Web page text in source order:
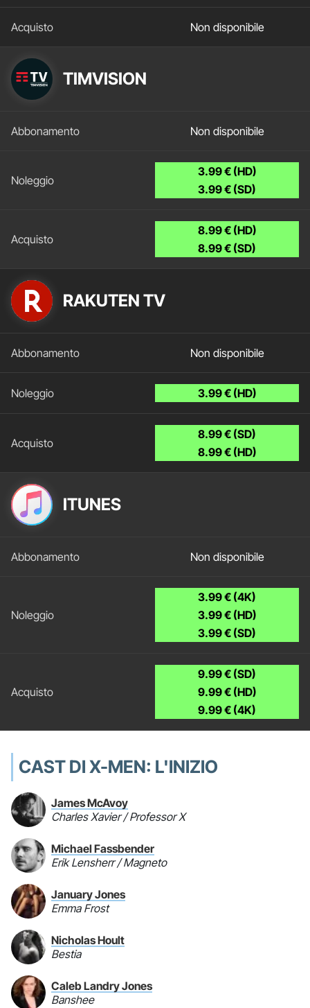
Non disponibile
TIMVISION
Non disponibile
3.99 € (HD)
3.99 € (SD)
8.99 € (HD)
8.99 € (SD)
RAKUTEN TV
Non disponibile
3.99 € (HD)
8.99 € (SD)
8.99 € (HD)
ITUNES
Non disponibile
3.99 € (4K)
3.99 € (HD)
3.99 € (SD)
9.99 € (SD)
9.99 € (HD)
9.99 € (4K)
CAST DI X-MEN: L'INIZIO
James McAvoy
Charles Xavier / Professor X
Michael Fassbender
Erik Lensherr / Magneto
January Jones
Emma Frost
Nicholas Hoult
Bestia
Caleb Landry Jones
Banshee